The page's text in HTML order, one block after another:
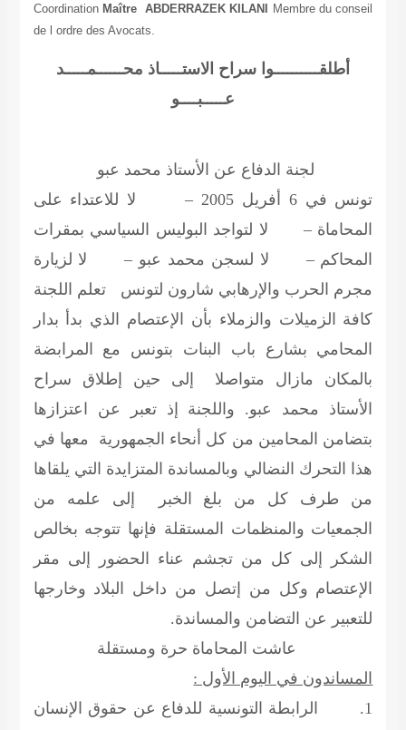
Coordination Maître ABDERRAZEK KILANI
Membre du conseil
de l ordre des Avocats.
أطلقــــــــــوا سراح الاستـــــاذ محــــــمـــــد
عـــــبــــو
لجنة الدفاع عن الأستاذ محمد عبو
تونس في 6 أفريل 2005 – لا للاعتداء على
المحاماة – لا لتواجد البوليس السياسي بمقرات
المحاكم – لا لسجن محمد عبو – لا لزيارة
مجرم الحرب والإرهابي شارون لتونس تعلم اللجنة
كافة الزميلات والزملاء بأن الإعتصام الذي بدأ بدار
المحامي بشارع باب البنات بتونس مع المرابضة
بالمكان مازال متواصلا إلى حين إطلاق سراح
الأستاذ محمد عبو. واللجنة إذ تعبر عن اعتزازها
بتضامن المحامين من كل أنحاء الجمهورية معها في
هذا التحرك النضالي وبالمساندة المتزايدة التي يلقاها
من طرف كل من بلغ الخبر إلى علمه من
الجمعيات والمنظمات المستقلة فإنها تتوجه بخالص
الشكر إلى كل من تجشم عناء الحضور إلى مقر
الإعتصام وكل من إتصل من داخل البلاد وخارجها
للتعبير عن التضامن والمساندة.
عاشت المحاماة حرة ومستقلة
المساندون في اليوم الأول :
1. الرابطة التونسية للدفاع عن حقوق الإنسان